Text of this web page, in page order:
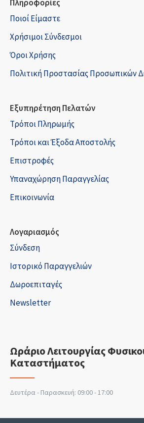
Πληροφορίες
Ποιοί Είμαστε
Χρήσιμοι Σύνδεσμοι
Όροι Χρήσης
Πολιτική Προστασίας Προσωπικών
Εξυπηρέτηση Πελατών
Τρόποι Πληρωμής
Τρόποι και Έξοδα Αποστολής
Επιστροφές
Υπαναχώρηση Παραγγελίας
Επικοινωνία
Λογαριασμός
Σύνδεση
Ιστορικό Παραγγελιών
Δωροεπιταγές
Newsletter
Ωράριο Λειτουργίας
Καταστήματος
Δευτέρα - Παρασκευή: 09:00 - 17:00